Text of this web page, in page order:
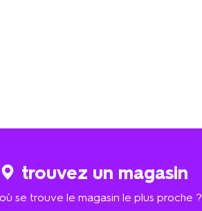
trouvez un magasin
où se trouve le magasin le plus proche ?